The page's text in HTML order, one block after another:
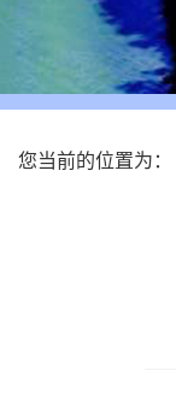
您当前的位置为：